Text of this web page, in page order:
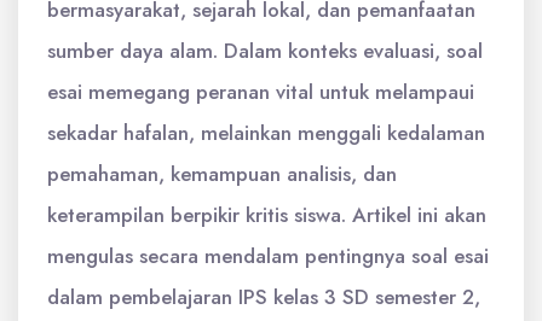
bermasyarakat, sejarah lokal, dan pemanfaatan
sumber daya alam. Dalam konteks evaluasi, soal
esai memegang peranan vital untuk melampaui
sekadar hafalan, melainkan menggali kedalaman
pemahaman, kemampuan analisis, dan
keterampilan berpikir kritis siswa. Artikel ini akan
mengulas secara mendalam pentingnya soal esai
dalam pembelajaran IPS kelas 3 SD semester 2,